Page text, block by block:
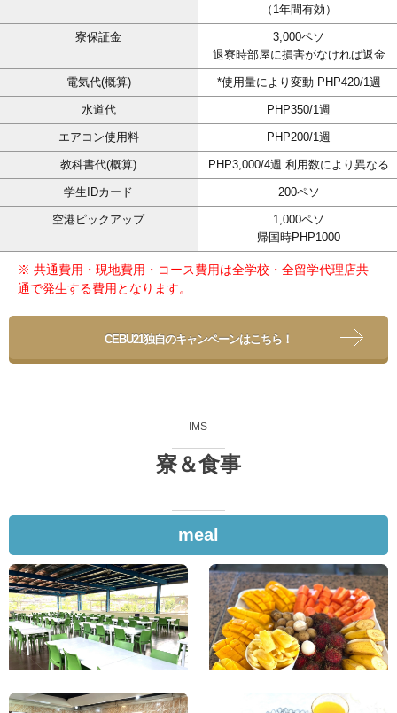
（1年間有効）
寮保証金
3,000ペソ
退寮時部屋に損害がなければ返金
電気代(概算) *使用量により変動 PHP420/1週
水道代 PHP350/1週
エアコン使用料 PHP200/1週
教科書代(概算) PHP3,000/4週 利用数により異なる
学生IDカード 200ペソ
空港ピックアップ
1,000ペソ
帰国時PHP1000
※ 共通費用・現地費用・コース費用は全学校・全留学代理店共
通で発生する費用となります。
CEBU21独自のキャンペーンはこちら！
IMS
寮＆食事
meal